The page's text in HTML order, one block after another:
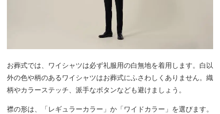
お葬式では、ワイシャツは必ず礼服用の白無地を着用します。白以
外の色や柄のあるワイシャツはお葬式にふさわしくありません。織
柄やカラーステッチ、派手なボタンなども避けましょう。
襟の形は、「レギュラーカラー」か「ワイドカラー」を選びます。